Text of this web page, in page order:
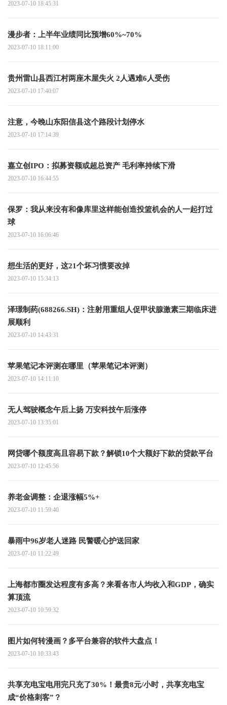
2023-07-10 18:45:31
漫步者：上半年业绩同比预增60%~70%
2023-07-10 18:11:00
贵州雷山县西江村两座木屋失火 2人遇难6人受伤
2023-07-10 17:40:07
注意，今晚山东阳信县这个路段计划停水
2023-07-10 17:14:39
嘉立创IPO：拟募资额或超总资产 毛利率持续下滑
2023-07-10 16:44:55
保罗：我从来没有和像库里这样能创造投篮机会的人一起打过
球
2023-07-10 16:06:46
想生活的更好，这21个坏习惯要改掉
2023-07-10 15:34:13
泽璟制药(688266.SH)：注射用重组人促甲状腺激素三期临床进
展顺利
2023-07-10 14:43:31
苹果笔记本评测在哪里（苹果笔记本评测）
2023-07-10 14:11:10
无人驾驶概念午后上扬 万安科技午后涨停
2023-07-10 13:35:01
网贷哪个额度高且容易下款？解锁10个大额好下款的贷款平台
2023-07-10 12:45:56
养老金调整：企退涨幅5%+
2023-07-10 11:59:40
暴雨中96岁老人迷路 民警暖心护送回家
2023-07-10 11:22:49
上海都市圈发达程度有多高？来看各市人均收入和GDP，确实
算顶流
2023-07-10 10:59:32
图片如何转漫画？多平台兼容的软件大盘点！
2023-07-10 10:33:43
共享充电宝电用完只充了30%！最贵8元/小时，共享充电宝
成“价格刺客”？